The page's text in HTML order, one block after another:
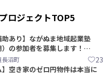
ロジェクトTOP5
助あり】ながぬま地域起業塾
）の参加者を募集します！
】
長沼町 23
】空き家のゼロ円物件は本当に